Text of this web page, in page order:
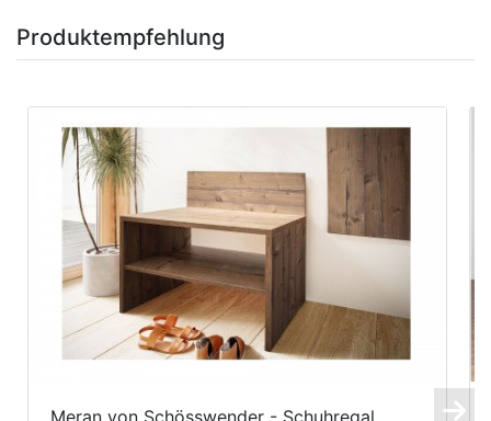
Produktempfehlung
Meran von Schösswender - Schuhregal